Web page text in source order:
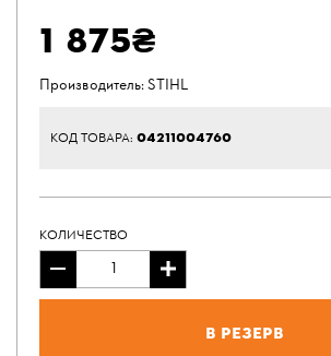
1 875₴
Производитель:STIHL
КОД ТОВАРА: 04211004760
КОЛИЧЕСТВО
В резерв